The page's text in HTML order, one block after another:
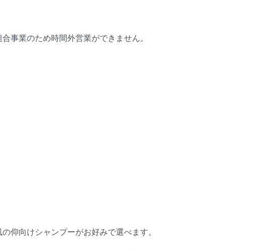
事業のため時間外営業ができません。
仰向けシャンプーがお好みで選べます。